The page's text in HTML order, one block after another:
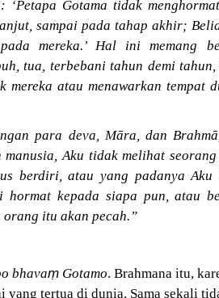
‘Petapa Gotama tidak
sampai pada tahap akhir;
mereka.’ Hal ini memang
tua, terbebani tahun demi
atau menawarkan tempat
para deva, Māra, dan
Aku tidak melihat
berdiri, atau yang padanya Aku
hormat kepada siapa pun, atau
orang itu akan pecah.”
bhavaṃ Gotamo. Brahmana itu,
yang tertua di dunia. Sama sekali